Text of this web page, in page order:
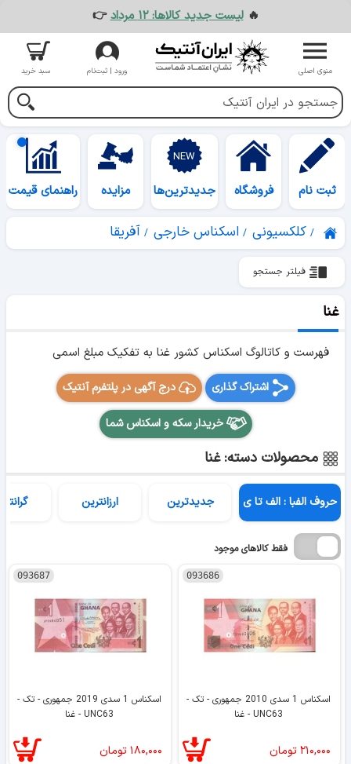
🔥لیست جدید کالاها: ۱۲ مرداد 👉
منوی اصلی ورود | ثبت‌نام سبد خرید
ثبت نام فروشگاه جدیدترین‌ها مزایده راهنمای قیمت
کلکسیونی اسکناس خارجی آفریقا
فیلتر جستجو
غنا
فهرست و کاتالوگ اسکناس کشور غنا به تفکیک مبلغ اسمی
اشتراک گذاری درج آگهی در پلتفرم آنتیک
خریدار سکه و اسکناس شما
محصولات دسته: غنا
حروف الفبا : الف تا ی جدیدترین ارزانترین
فقط کالاهای موجود
093686
اسکناس 1 سدی 2010 جمهوری - تک -
UNC63 - غنا
۲۱۰,۰۰۰ تومان
093687
اسکناس 1 سدی 2019 جمهوری - تک -
UNC63 - غنا
۱۸۰,۰۰۰ تومان